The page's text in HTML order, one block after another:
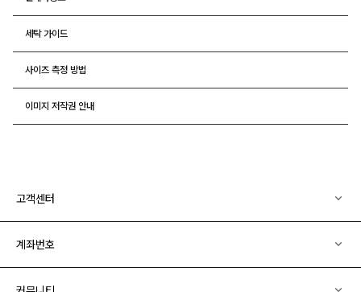
세탁 가이드
사이즈 측정 방법
이미지 저작권 안내
고객센터
계좌번호